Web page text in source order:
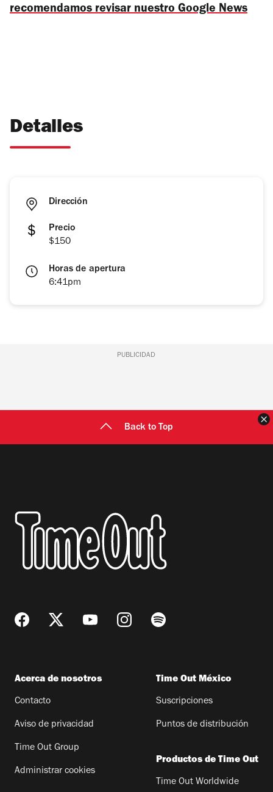
recomendamos revisar nuestro Google News
Detalles
Dirección
Precio
$150
Horas de apertura
6:41pm
PUBLICIDAD
Back to Top
Acerca de nosotros
Contacto
Aviso de privacidad
Time Out Group
Administrar cookies
Time Out México
Suscripciones
Puntos de distribución
Productos de Time Out
Time Out Worldwide